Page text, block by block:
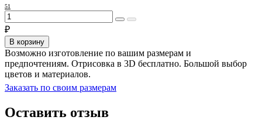
51
₽
В корзину
Возможно изготовление по вашим размерам и
предпочтениям. Отрисовка в 3D бесплатно. Большой выбор
цветов и материалов.
Заказать по своим размерам
Оставить отзыв